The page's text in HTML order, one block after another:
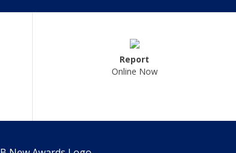
Report
Online Now